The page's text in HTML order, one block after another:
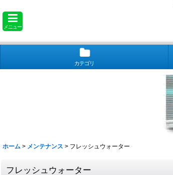
メニュー
カテゴリ
ホーム > メンテナンス > フレッシュウォーター
フレッシュウォーター